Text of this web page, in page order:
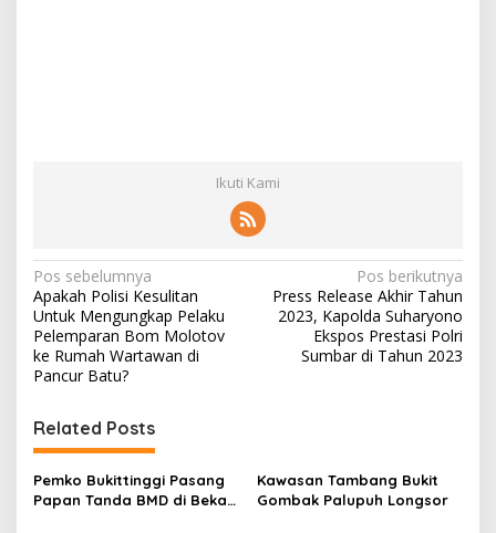
Ikuti Kami
N
a
v
i
a
s
i
Pos sebelumnya
Apakah Polisi Kesulitan
Untuk Mengungkap Pelaku
Pelemparan Bom Molotov
ke Rumah Wartawan di
Pancur Batu?
Pos berikutnya
Press Release Akhir Tahun
2023, Kapolda Suharyono
Ekspos Prestasi Polri
Sumbar di Tahun 2023
Related Posts
Pemko Bukittinggi Pasang
Papan Tanda BMD di Bekas
Kawasan Tambang Bukit
Gombak Palupuh Longsor